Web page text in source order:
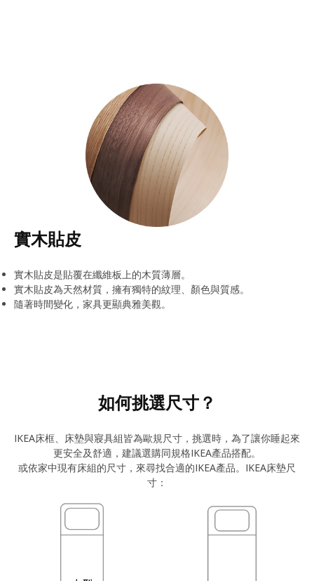
實木貼皮
實木貼皮是貼覆在纖維板上的木質薄層。
實木貼皮為天然材質，擁有獨特的紋理、顏色與質感。
隨著時間變化，家具更顯典雅美觀。
如何挑選尺寸？
IKEA床框、床墊與寢具組皆為歐規尺寸，挑選時，為了讓你睡起來
更安全及舒適，建議選購同規格IKEA產品搭配。
或依家中現有床組的尺寸，來尋找合適的IKEA產品。IKEA床墊尺
寸：